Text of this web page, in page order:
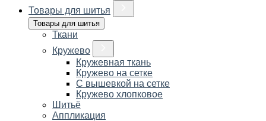
Товары для шитья
Товары для шитья
Ткани
Кружево
Кружевная ткань
Кружево на сетке
С вышевкой на сетке
Кружево хлопковое
Шитьё
Аппликация